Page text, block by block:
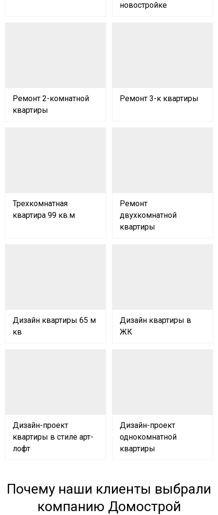
новостройке
Ремонт 2-комнатной
квартиры
Ремонт 3-к квартиры
Трехкомнатная
квартира 99 кв.м
Ремонт
двухкомнатной
квартиры
Дизайн квартиры 65 м
кв
Дизайн квартиры в
ЖК
Дизайн-проект
квартиры в стиле арт-
лофт
Дизайн-проект
однокомнатной
квартиры
Почему наши клиенты выбрали
компанию Домострой